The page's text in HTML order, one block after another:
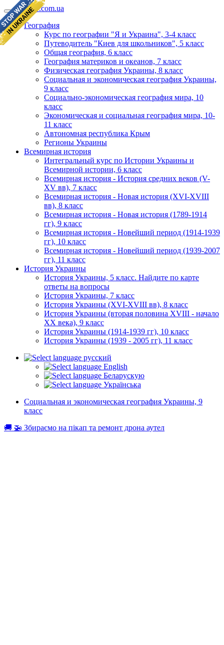
geomap.com.ua
География
Курс по географии "Я и Украина", 3-4 класс
Путеводитель "Киев для школьников", 5 класс
Общая география, 6 класс
География материков и океанов, 7 класс
Физическая география Украины, 8 класс
Социальная и экономическая география Украины,
9 класс
Социально-экономическая география мира, 10
класс
Экономическая и социальная география мира, 10-
11 класс
Автономная республика Крым
Регионы Украины
Всемирная история
Интегральный курс по Истории Украины и
Всемирной истории, 6 класс
Всемирная история - История средних веков (V-
XV вв), 7 класс
Всемирная история - Новая история (XVI-XVIII
вв), 8 класс
Всемирная история - Новая история (1789-1914
гг), 9 класс
Всемирная история - Новейший период (1914-1939
гг), 10 класс
Всемирная история - Новейший период (1939-2007
гг), 11 класс
История Украины
История Украины, 5 класс. Найдите по карте
ответы на вопросы
История Украины, 7 класс
История Украины (XVI-XVIII вв), 8 класс
История Украины (вторая половина XVIII - начало
XX века), 9 класс
История Украины (1914-1939 гг), 10 класс
История Украины (1939 - 2005 гг), 11 класс
русский
English
Беларускую
Українська
Социальная и экономическая география Украины, 9
класс
🚚 🚁 Збираємо на пікап та ремонт дрона аутел